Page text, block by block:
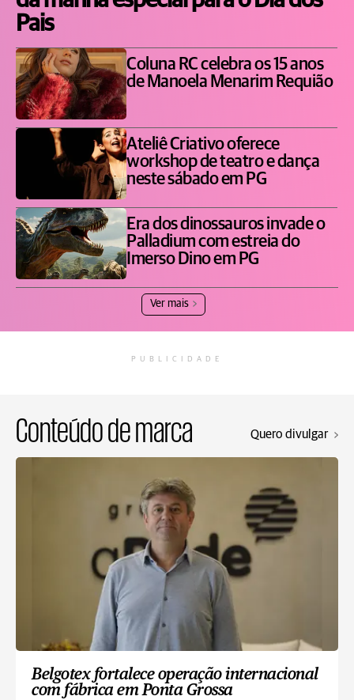
Pais
Coluna RC celebra os 15 anos
de Manoela Menarim Requião
Ateliê Criativo oferece
workshop de teatro e dança
neste sábado em PG
Era dos dinossauros invade o
Palladium com estreia do
Imerso Dino em PG
Ver mais
PUBLICIDADE
Conteúdo de marca Quero divulgar
Belgotex fortalece operação internacional
com fábrica em Ponta Grossa